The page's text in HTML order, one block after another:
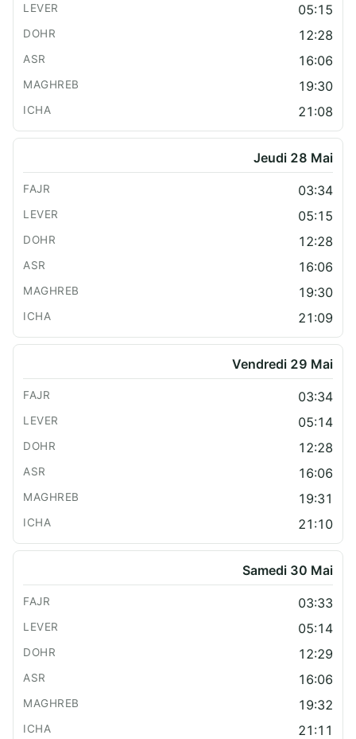
05:15
12:28
16:06
19:30
21:08
Jeudi 28 Mai
03:34
05:15
12:28
16:06
19:30
21:09
Vendredi 29 Mai
03:34
05:14
12:28
16:06
19:31
21:10
Samedi 30 Mai
03:33
05:14
12:29
16:06
19:32
21:11